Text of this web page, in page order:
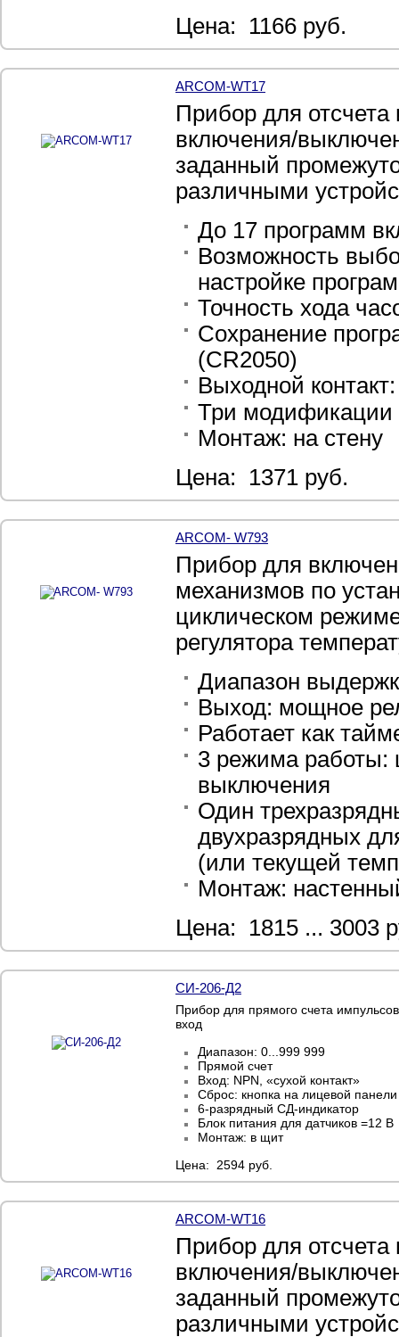
Цена: 1166 руб.
ARCOM-WT17
Прибор для отсчета
включения/
заданный
различными
До 17 программ
Возможность
настройке
Точность хода
Сохранение
(CR2050)
Выходной
Три
Монтаж: на стену
Цена: 1371 руб.
ARCOM- W793
Прибор для
механизмов по
циклическом
регулятора
Диапазон
Выход: мощное
Работает как
3 режима работы:
выключения
Один
двухразрядных
(или текущей
Монтаж:
Цена: 1815 ... 3003
СИ-206-Д2
Прибор для прямого счета
вход
Диапазон: 0...999 999
Прямой счет
Вход: NPN, «сухой контакт»
Сброс: кнопка на лицевой панели
6-разрядный СД-индикатор
Блок питания для датчиков =12 В
Монтаж: в щит
Цена: 2594 руб.
ARCOM-WT16
Прибор для отсчета
включения/
заданный
различными